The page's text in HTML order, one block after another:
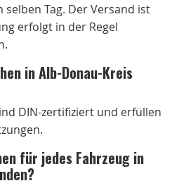
selben Tag. Der Versand ist
erfolgt in der Regel
in Alb-Donau-Kreis
DIN-zertifiziert und erfüllen
für jedes Fahrzeug in